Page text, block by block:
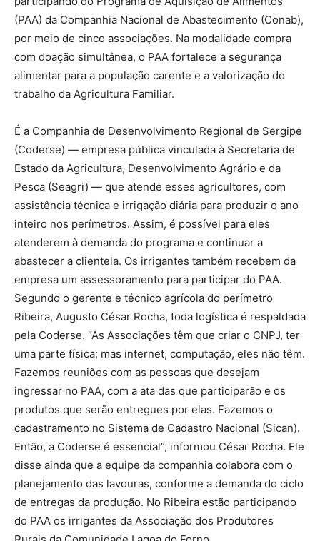
(PAA) da Companhia Nacional de Abastecimento (Conab),
por meio de cinco associações. Na modalidade compra
com doação simultânea, o PAA fortalece a segurança
alimentar para a população carente e a valorização do
trabalho da Agricultura Familiar.
É a Companhia de Desenvolvimento Regional de Sergipe
(Coderse) — empresa pública vinculada à Secretaria de
Estado da Agricultura, Desenvolvimento Agrário e da
Pesca (Seagri) — que atende esses agricultores, com
assistência técnica e irrigação diária para produzir o ano
inteiro nos perímetros. Assim, é possível para eles
atenderem à demanda do programa e continuar a
abastecer a clientela. Os irrigantes também recebem da
empresa um assessoramento para participar do PAA.
Segundo o gerente e técnico agrícola do perímetro
Ribeira, Augusto César Rocha, toda logística é respaldada
pela Coderse. “As Associações têm que criar o CNPJ, ter
uma parte física; mas internet, computação, eles não têm.
Fazemos reuniões com as pessoas que desejam
ingressar no PAA, com a ata das que participarão e os
produtos que serão entregues por elas. Fazemos o
cadastramento no Sistema de Cadastro Nacional (Sican).
Então, a Coderse é essencial”, informou César Rocha. Ele
disse ainda que a equipe da companhia colabora com o
planejamento das lavouras, conforme a demanda do ciclo
de entregas da produção. No Ribeira estão participando
do PAA os irrigantes da Associação dos Produtores